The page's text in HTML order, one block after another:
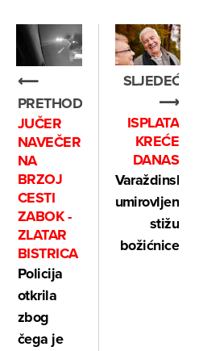
⟵
PRETHODNO
JUČER
NAVEČER
NA
BRZOJ
CESTI
ZABOK -
ZLATAR
BISTRICA
Policija
otkrila
zbog
čega je
SLJEDEĆE
⟶
ISPLATA
KREĆE
DANAS
Varaždinskim
umirovljenicima
stižu
božićnice